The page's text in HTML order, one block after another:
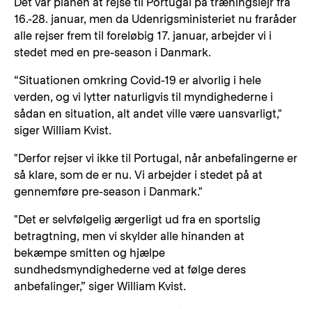
16.-28. januar, men da Udenrigsministeriet nu fraråder
alle rejser frem til foreløbig 17. januar, arbejder vi i
stedet med en pre-season i Danmark.
“Situationen omkring Covid-19 er alvorlig i hele
verden, og vi lytter naturligvis til myndighederne i
sådan en situation, alt andet ville være uansvarligt,"
siger William Kvist.
"Derfor rejser vi ikke til Portugal, når anbefalingerne er
så klare, som de er nu. Vi arbejder i stedet på at
gennemføre pre-season i Danmark."
"Det er selvfølgelig ærgerligt ud fra en sportslig
betragtning, men vi skylder alle hinanden at
bekæmpe smitten og hjælpe
sundhedsmyndighederne ved at følge deres
anbefalinger,” siger William Kvist.